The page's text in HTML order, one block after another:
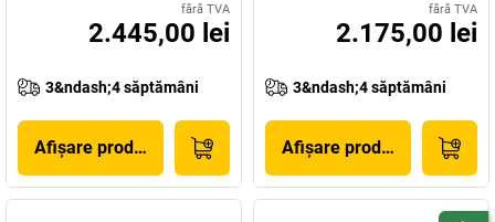
fără TVA
2.445,00 lei
3&ndash;4 săptămâni
Afișare produs
fără TVA
2.175,00 lei
3&ndash;4 săptămâni
Afișare produs